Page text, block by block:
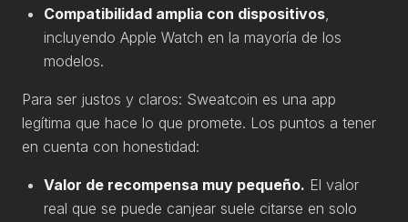
Compatibilidad amplia con dispositivos,
incluyendo Apple Watch en la mayoría de los
modelos.
Para ser justos y claros: Sweatcoin es una app
legítima que hace lo que promete. Los puntos a tener
en cuenta con honestidad:
Valor de recompensa muy pequeño. El valor
real que se puede canjear suele citarse en solo